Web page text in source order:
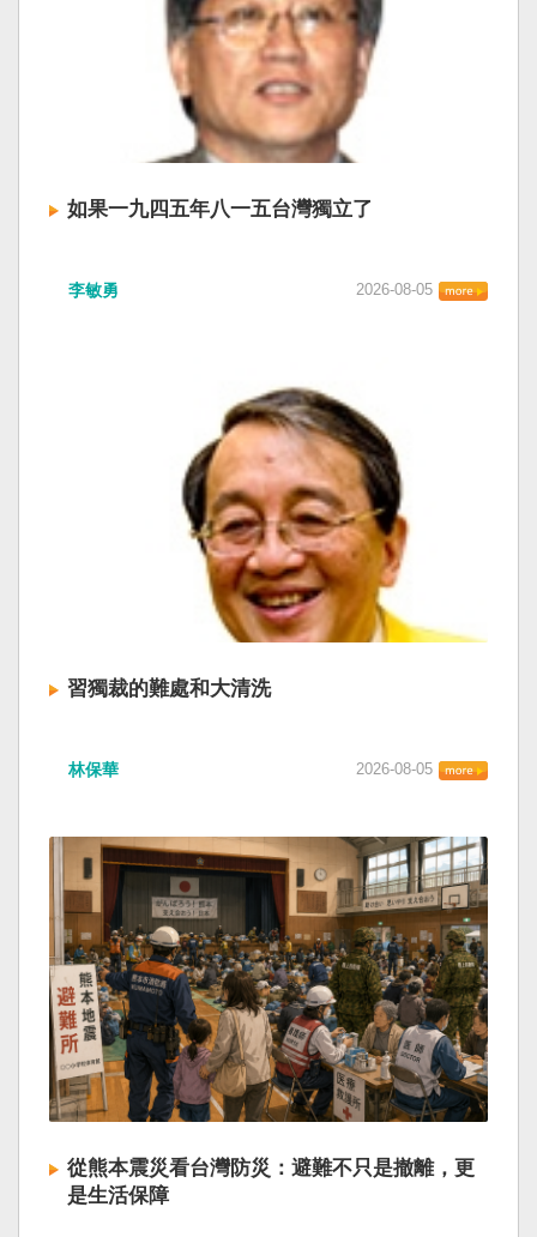
如果一九四五年八一五台灣獨立了
李敏勇 2026-08-05
習獨裁的難處和大清洗
林保華 2026-08-05
從熊本震災看台灣防災：避難不只是撤離，更
是生活保障